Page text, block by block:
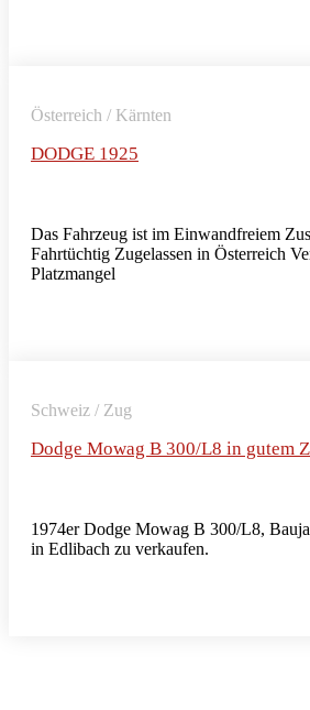
Österreich / Kärnten
DODGE 1925
Das Fahrzeug ist im Einwandfreiem
Fahrtüchtig Zugelassen in Österreich
Platzmangel
Schweiz / Zug
Dodge Mowag B 300/L8 in gutem
1974er Dodge Mowag B 300/L8,
in Edlibach zu verkaufen.